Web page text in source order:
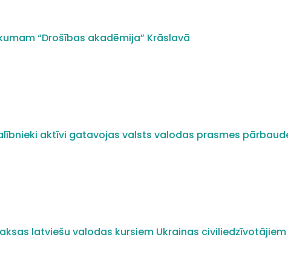
“Drošības akadēmija” Krāslavā
aktīvi gatavojas valsts valodas prasmes
latviešu valodas kursiem Ukrainas civiliedzīvotājiem